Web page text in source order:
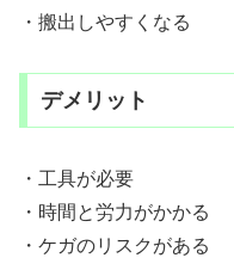
・搬出しやすくなる
デメリット
・工具が必要
・時間と労力がかかる
・ケガのリスクがある